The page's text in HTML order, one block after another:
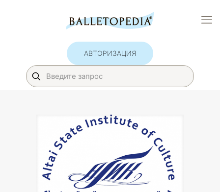
АВТОРИЗАЦИЯ